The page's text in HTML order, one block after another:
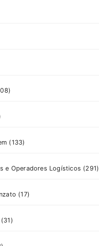
(133)
e Operadores Logísticos (291)
(17)